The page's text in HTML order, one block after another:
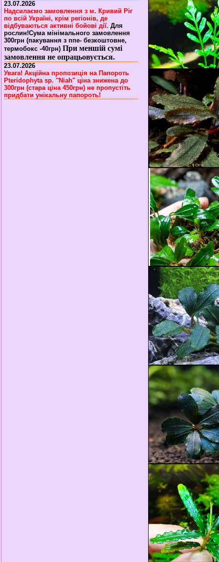
23.07.2026
Надсилаємо замовлення з м. Кривий Ріг
по всій Україні, крім регіонів, де
відбуваються активні бойові дії.Для
рослин!Сума мінімального замовлення
300грн (пакування з ппе- безкоштовне,
термобокс -40грн)При меншій сумі
замовлення не опрацьовується.
23.07.2026
Увага! Акційна пропозиція на Папороть
Pteridophyta sp. "Niah" ціна знижена до
300грн (стара ціна 450грн) не пропустіть
придбати унікальну папороть!